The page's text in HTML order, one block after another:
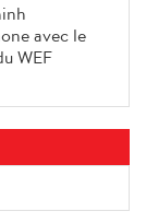
avec le
WEF